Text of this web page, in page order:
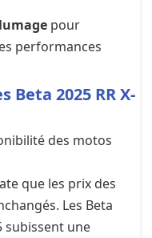
pour
performances
2025 RR X-
des motos
que les prix des
Les Beta
subissent une